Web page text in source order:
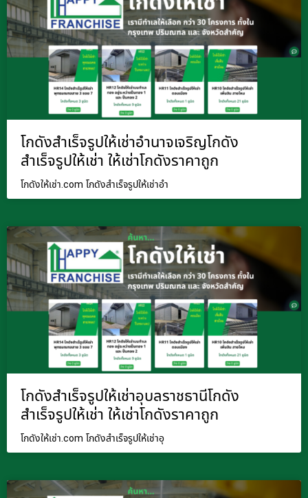
โกดังสำเร็จรูปให้เช่าอำนาจเจริญโกดัง
สำเร็จรูปให้เช่า ให้เช่าโกดังราคาถูก
โกดังให้เช่า.com โกดังสำเร็จรูปให้เช่าอำ
โกดังสำเร็จรูปให้เช่าอุบลราชธานีโกดัง
สำเร็จรูปให้เช่า ให้เช่าโกดังราคาถูก
โกดังให้เช่า.com โกดังสำเร็จรูปให้เช่าอุ